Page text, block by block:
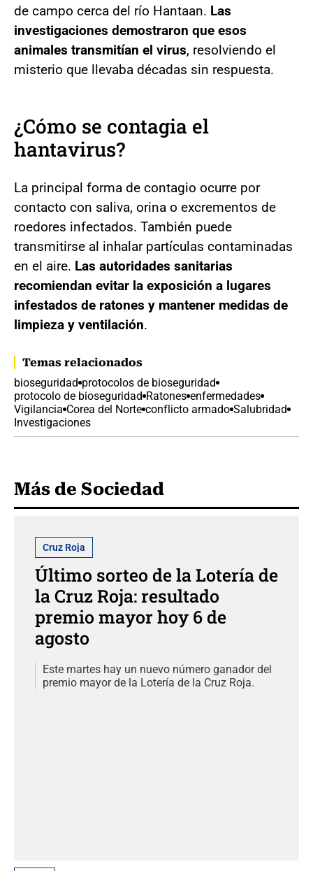
de campo cerca del río Hantaan. Las
investigaciones demostraron que esos
animales transmitían el virus, resolviendo el
misterio que llevaba décadas sin respuesta.
¿Cómo se contagia el
hantavirus?
La principal forma de contagio ocurre por
contacto con saliva, orina o excrementos de
roedores infectados. También puede
transmitirse al inhalar partículas contaminadas
en el aire. Las autoridades sanitarias
recomiendan evitar la exposición a lugares
infestados de ratones y mantener medidas de
limpieza y ventilación.
Temas relacionados
bioseguridad protocolos de bioseguridad
protocolo de bioseguridad Ratones enfermedades
Vigilancia Corea del Norte conflicto armado Salubridad
Investigaciones
Más de Sociedad
Cruz Roja
Último sorteo de la Lotería de
la Cruz Roja: resultado
premio mayor hoy 6 de
agosto
Este martes hay un nuevo número ganador del
premio mayor de la Lotería de la Cruz Roja.